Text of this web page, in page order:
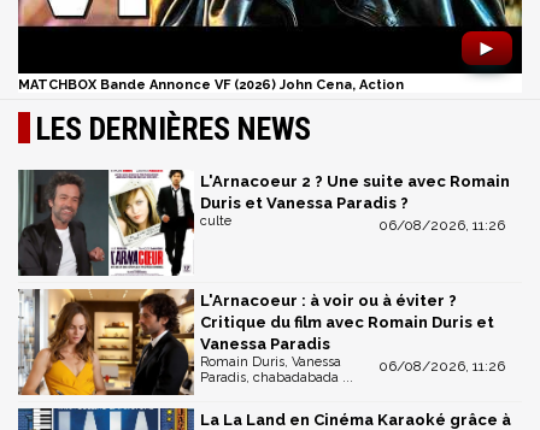
►
MATCHBOX Bande Annonce VF (2026) John Cena, Action
LES DERNIÈRES NEWS
L'Arnacoeur 2 ? Une suite avec Romain
Duris et Vanessa Paradis ?
06/08/2026, 11:26
culte
L'Arnacoeur : à voir ou à éviter ?
Critique du film avec Romain Duris et
Vanessa Paradis
06/08/2026, 11:26
Romain Duris, Vanessa
Paradis, chabadabada ...
La La Land en Cinéma Karaoké grâce à